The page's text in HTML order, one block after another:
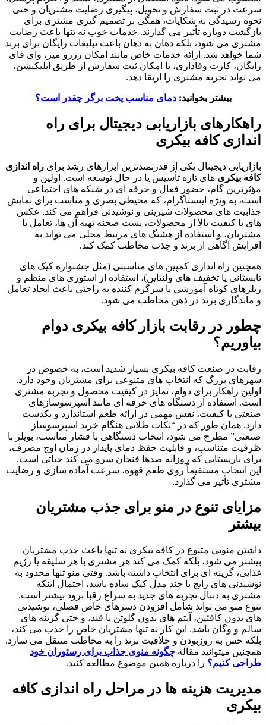
سرعت در ثبت سفارش و تحویل، پیگیری رضایت مشتریان و حتی
نحوه رسیدگی به شکایات، همگی بر تصمیم گیری مشتری برای
بازگشت دوباره تأثیر می گذارند. خدمات خوب نه تنها باعث رضایت
مشتری می شود، بلکه دهان به دهان باعث تبلیغات رایگان برای برند
شما خواهد شد. ارائه خدمات خاص مانند امکان رزرو میز، وای فای
رایگان، کارت وفاداری، یا امکان ثبت سفارش از طریق اپلیکیشن،
می تواند تجربه مشتری را ارتقا دهد.
بیشتر بخوانید:دمای مناسب پخت برگر چقدر است؟
راهکارهای بازاریابی دیجیتال برای راه
اندازی کافه بیکری
بازاریابی دیجیتال یکی از قدرتمندترین ابزارهای رشد برای راه اندازی
کافه بیکری های تازه تأسیس یا در حال توسعه است. اولین و
مؤثرترین گام، حضور فعال و حرفه ای در شبکه های اجتماعی
است، به ویژه اینستاگرام، که محیطی بصری و مناسب برای نمایش
جذابیت های محصولات شیرینی و نوشیدنی فراهم می کند. عکس
های با کیفیت بالا از محصولات، پشت صحنه تهیه آن ها، تعامل با
مشتریان، و استفاده از هشتگ های مرتبط محلی می تواند به
افزایش آگاهی از برند و جذب مخاطب کمک کند.
همچنین راه اندازی کمپین های مناسبتی (مثل جشنواره کیک های
تابستانی یا تخفیف های ولنتاین)، استفاده از استوری های منظم و
ریلزهای کوتاه آموزشی یا سرگرم کننده به راحتی باعث ایجاد تعامل
و ماندگاری برند در ذهن مخاطب می شود.
چطور در رقابت بازار کافه بیکری دوام
بیاوریم؟
رقابت در صنعت کافه بیکری بسیار شدید است، به خصوص در
شهرهای بزرگ که انتخاب های متنوعی برای مشتریان وجود دارد.
اولین راهکار برای دوام، تمایز در کیفیت محصول و تجربه مشتری
است. استفاده از دستگاه های حرفه ای مانند اسپرسوسازهای
صنعتی با کیفیت، نقش مهمی در ارائه طعم استاندارد و یکدست
دارد. همان طور که در “نکات طلایی هنگام خرید اسپرسوساز
صنعتی” مطرح می شود، انتخاب دستگاهی با فشار مناسب، بویلر با
ظرفیت متناسب، و قابلیت حفظ دمای پایدار در زمان اوج مصرف،
برای باریستایی که روزانه صدها فنجان سرو می کند حیاتی است.
این انتخاب مستقیماً روی طعم قهوه، سرعت آماده سازی و رضایت
مشتری تأثیر می گذارد.
مزایای تنوع در منو برای جذب مشتریان
بیشتر
داشتن منویی متنوع در کافه بیکری نه تنها باعث جذب مشتریان
بیشتر می شود، بلکه کمک می کند هر مشتری با هر سلیقه یا رژیم
غذایی، گزینه ای برای انتخاب داشته باشد. وقتی منو تنها محدود به
نوشیدنی های رایج یا چند مدل کیک ساده باشد، احتمال اینکه
مشتری به دنبال تجربه های جدید به سراغ رقبا برود بیشتر است.
تنوع منو می تواند شامل افزودن دسرهای خاص فصلی، نوشیدنی
های بدون کافئین، آیتم های بدون گلوتن یا قند، و حتی گزینه های
سالم و وگان باشد. این کار نه تنها مشتریان خاص را جذب می کند،
بلکه حس به روزبودن و خلاقیت برند را به مخاطب منتقل می سازد.
همچنین میتوانید مقاله چگونه منوی جذاب برای رستوران خود
طراحی کنیم؟ را درباره همین موضوع مطالعه کنید.
مدیریت هزینه ها در مراحل راه اندازی کافه
بیکری